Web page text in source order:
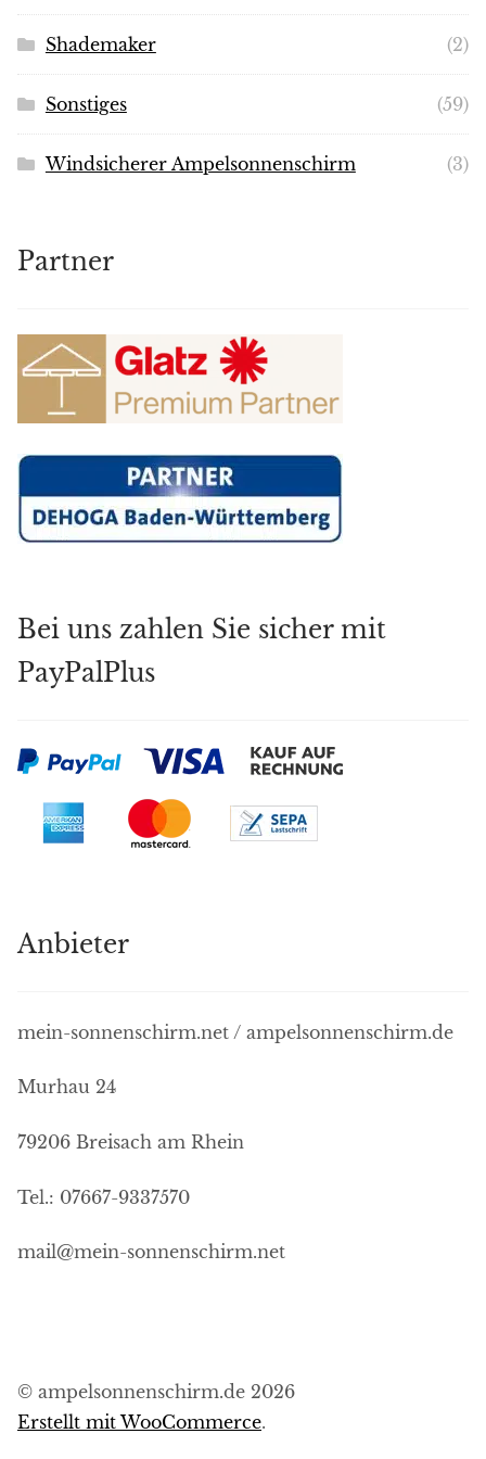
Shademaker (2)
Sonstiges (59)
Windsicherer Ampelsonnenschirm (3)
Partner
Bei uns zahlen Sie sicher mit
PayPalPlus
Anbieter
mein-sonnenschirm.net / ampelsonnenschirm.de
Murhau 24
79206 Breisach am Rhein
Tel.: 07667-9337570
mail@mein-sonnenschirm.net
© ampelsonnenschirm.de 2026
Erstellt mit WooCommerce.